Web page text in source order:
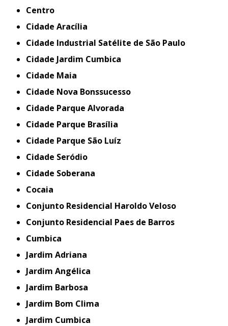
Centro
Cidade Aracília
Cidade Industrial Satélite de São Paulo
Cidade Jardim Cumbica
Cidade Maia
Cidade Nova Bonssucesso
Cidade Parque Alvorada
Cidade Parque Brasília
Cidade Parque São Luíz
Cidade Seródio
Cidade Soberana
Cocaia
Conjunto Residencial Haroldo Veloso
Conjunto Residencial Paes de Barros
Cumbica
Jardim Adriana
Jardim Angélica
Jardim Barbosa
Jardim Bom Clima
Jardim Cumbica